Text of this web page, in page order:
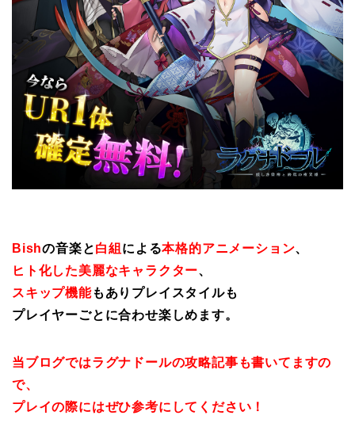
Bishの音楽と白組 による本格的アニメーション、
ヒト化した美麗なキャラクター、
スキップ機能もありプレイスタイルも
プレイヤーごとに合わせ楽しめます。
当ブログではラグナドールの攻略記事も書いてますの
で、
プレイの際にはぜひ参考にしてください！